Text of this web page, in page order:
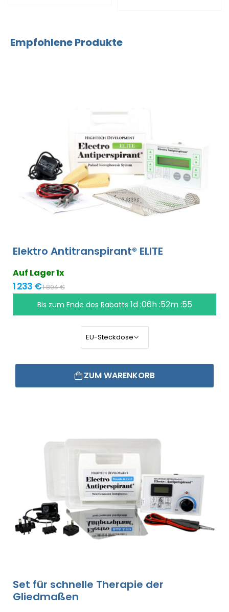
Empfohlene Produkte
Elektro Antitranspirant® ELITE
Auf Lager 1x
1 233 €1 894 €
Bis zum Ende des Rabatts 1d :06h :52m :54
ZUM WARENKORB
Set für schnelle Therapie der
Gliedmaßen